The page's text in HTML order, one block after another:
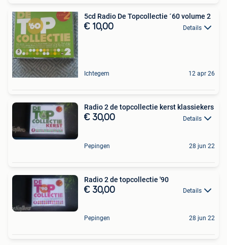
5cd Radio De Topcollectie ´60 volume 2
€ 10,00 Details
Ichtegem 12 apr 26
Radio 2 de topcollectie kerst klassiekers
€ 30,00 Details
Pepingen 28 jun 22
Radio 2 de topcollectie '90
€ 30,00 Details
Pepingen 28 jun 22